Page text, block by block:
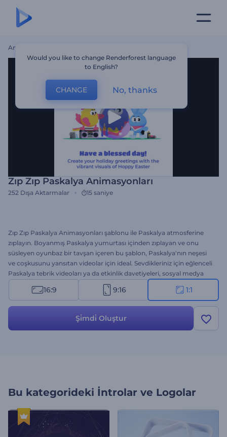
Ana Sayfa
Zıp Zıp Paskalya Animasyonları
252 Dışa Aktarmalar 15 saniye
Zıp Zıp Paskalya Animasyonları şablonu ile Paskalya atmosferine
zıplayın. Boyanmış Paskalya yumurtası içinden zıplayan ve onu
süsleyen oyunbaz bir tavşan içeren bu şablon, Paskalya'nın neşesi
ve coşkusunu yansıtan videolar için ideal. Sevdikleriniz için eğlenceli
Paskalya tebrik videoları ya da etkinlik davetiyeleri, sosyal medya
paylaşımları, indirim kampanyaları için kullanabileceğiniz bu
animasyonlar ile izleyicilerin yüzünde çiçekler açsın. Yerinizden
logolarınızı ve eğlenceli bir arkaplan müziğini ekleyin. Şimdi deneyin!
16:9 9:16 1:1
Şi̇mdi̇ Oluştur
Bu kategorideki İntrolar ve Logolar
Would you like to change Renderforest language
to English?
CHANGE No, thanks